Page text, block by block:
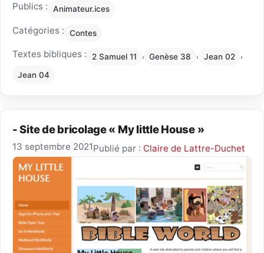
Publics : Animateur.ices
Catégories : Contes
Textes bibliques : 2 Samuel 11 , Genèse 38 , Jean 02 ,
Jean 04
- Site de bricolage « My little House »
13 septembre 2021Publié par : Claire de Lattre-Duchet